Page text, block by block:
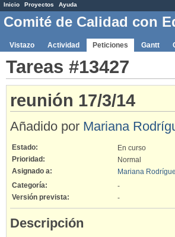
Inicio Proyectos Ayuda
Comité de Calidad con
Vistazo Actividad Peticiones Gantt
Tareas #13427
reunión 17/3/14
Añadido por Mariana
Estado: En curso
Prioridad:
Normal
Asignado a:
Mariana
Categoría:
-
Versión prevista:
-
Descripción